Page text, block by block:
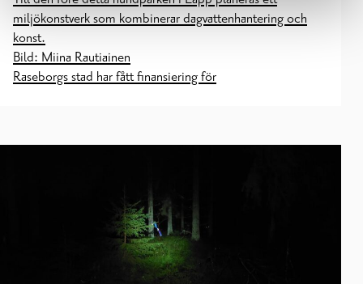
miljökonstverk som kombinerar dagvattenhantering och
konst.
Bild: Miina Rautiainen
Raseborgs stad har fått finansiering för